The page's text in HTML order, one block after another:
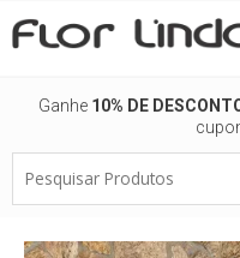
para
Ganhe 10% DE
Produtos